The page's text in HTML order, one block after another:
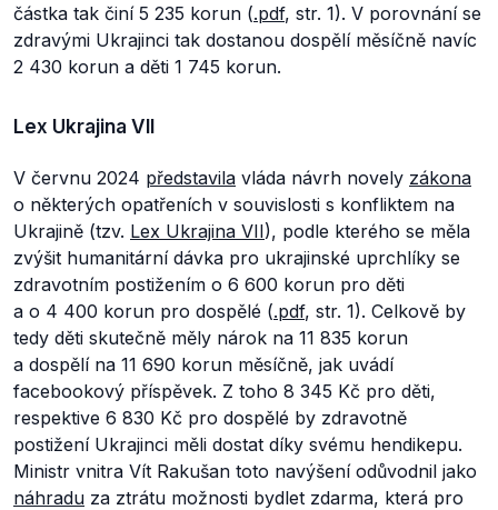
částka tak činí 5 235 korun (.pdf, str. 1). V porovnání se
zdravými Ukrajinci tak dostanou dospělí měsíčně navíc
2 430 korun a děti 1 745 korun.
Lex Ukrajina VII
V červnu 2024 představila vláda návrh novely zákona
o některých opatřeních v souvislosti s konfliktem na
Ukrajině (tzv. Lex Ukrajina VII), podle kterého se měla
zvýšit humanitární dávka pro ukrajinské uprchlíky se
zdravotním postižením o 6 600 korun pro děti
a o 4 400 korun pro dospělé (.pdf, str. 1). Celkově by
tedy děti skutečně měly nárok na 11 835 korun
a dospělí na 11 690 korun měsíčně, jak uvádí
facebookový příspěvek. Z toho 8 345 Kč pro děti,
respektive 6 830 Kč pro dospělé by zdravotně
postižení Ukrajinci měli dostat díky svému hendikepu.
Ministr vnitra Vít Rakušan toto navýšení odůvodnil jako
náhradu za ztrátu možnosti bydlet zdarma, která pro